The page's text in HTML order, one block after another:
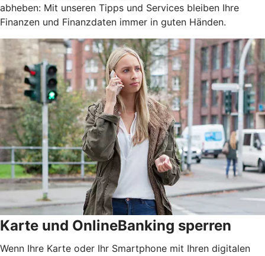
abheben: Mit unseren Tipps und Services bleiben Ihre
Finanzen und Finanzdaten immer in guten Händen.
Karte und OnlineBanking sperren
Wenn Ihre Karte oder Ihr Smartphone mit Ihren digitalen